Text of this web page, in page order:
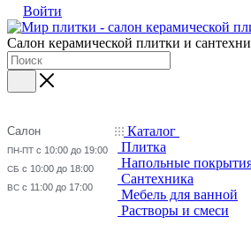
Войти
Салон керамической плитки и
Салон
ПН-ПТ с 10:00 до 19:00
СБ с 10:00 до 18:00
ВС с 11:00 до 17:00
Каталог
Плитка
Напольные
Сантехника
Мебель для ванной
Растворы и смеси